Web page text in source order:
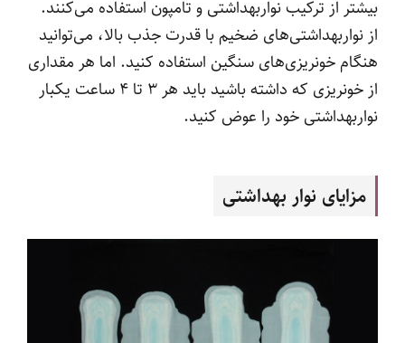
بیشتر از ترکیب نواربهداشتی و تامپون استفاده می‌کنند.
از نواربهداشتی‌های ضخیم با قدرت جذب بالا، می‌توانید
هنگام خونریزی‌های سنگین استفاده کنید. اما هر مقداری
از خونریزی که داشته باشید باید هر ۳ تا ۴ ساعت یکبار
نواربهداشتی خود را عوض کنید.
مزایای نوار بهداشتی